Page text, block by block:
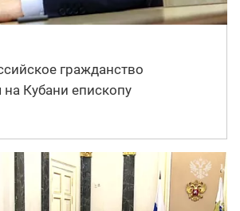
гражданство
Кубани епископу